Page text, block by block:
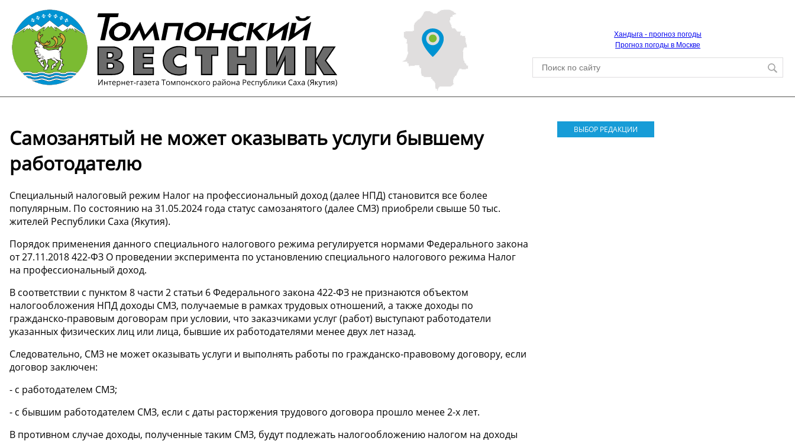
Хандыга - прогноз погоды
Прогноз погоды в Москве
Самозанятый не может оказывать услуги бывшему
работодателю
Специальный налоговый режим Налог на профессиональный доход (далее НПД) становится все более
популярным. По состоянию на 31.05.2024 года статус самозанятого (далее СМЗ) приобрели свыше 50 тыс.
жителей Республики Саха (Якутия).
Порядок применения данного специального налогового режима регулируется нормами Федерального закона
от 27.11.2018 422-ФЗ О проведении эксперимента по установлению специального налогового режима Налог
на профессиональный доход.
В соответствии с пунктом 8 части 2 статьи 6 Федерального закона 422-ФЗ не признаются объектом
налогообложения НПД доходы СМЗ, получаемые в рамках трудовых отношений, а также доходы по
гражданско-правовым договорам при условии, что заказчиками услуг (работ) выступают работодатели
указанных физических лиц или лица, бывшие их работодателями менее двух лет назад.
Следовательно, СМЗ не может оказывать услуги и выполнять работы по гражданско-правовому договору, если
договор заключен:
- с работодателем СМЗ;
- с бывшим работодателем СМЗ, если с даты расторжения трудового договора прошло менее 2-х лет.
В противном случае доходы, полученные таким СМЗ, будут подлежать налогообложению налогом на доходы
ВЫБОР РЕДАКЦИИ